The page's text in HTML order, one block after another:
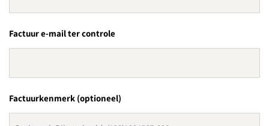
Factuur e-mail ter controle
Factuurkenmerk (optioneel)